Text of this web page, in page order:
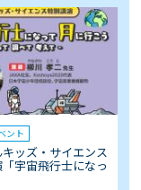
ント
ッズ・サイエンス
宇宙飛行士になっ